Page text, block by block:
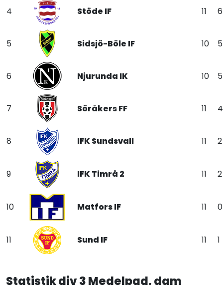
4 Stöde IF 11 6
5 Sidsjö-Böle IF 10 5
6 Njurunda IK 10 5
7 Söråkers FF 11 4
8 IFK Sundsvall 11 2
9 IFK Timrå 2 11 2
10 Matfors IF 11 0
11 Sund IF 11 1
Statistik div 3 Medelpad, dam